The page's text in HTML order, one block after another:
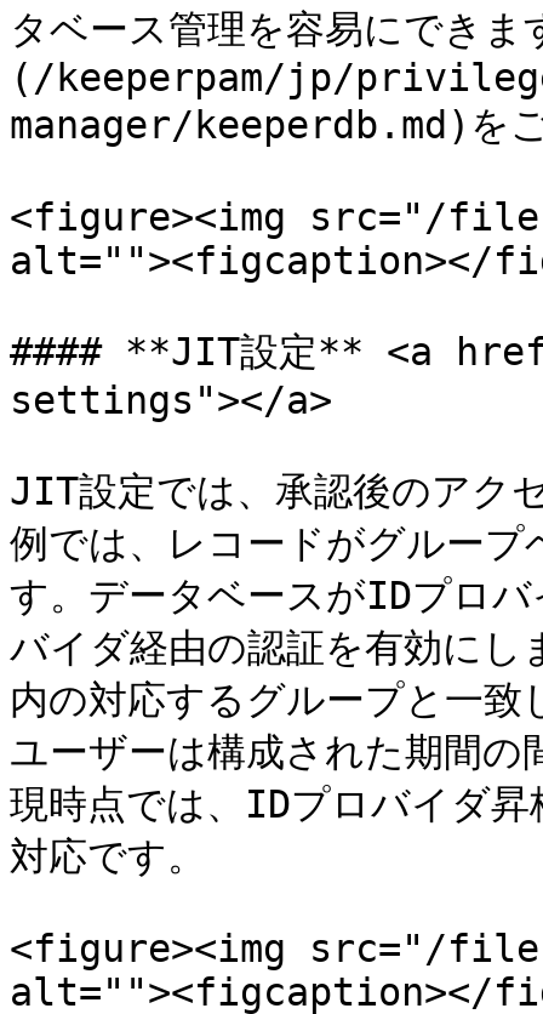
タベース管理を容易にでき
(/keeperpam/jp/
manager/keeperdb.md)を
<figure><img src="/files/
alt=""><figcaption></
#### **JIT設定** <a
settings"></a>
JIT設定では、承認後のアク
例では、レコードがグルー
す。データベースがIDプロ
バイダ経由の認証を有効に
内の対応するグループと一
ユーザーは構成された期間の
現時点では、IDプロバイダ
対応です。
<figure><img src="/files/
alt=""><figcaption></